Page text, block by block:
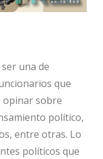
una de
que
opinar sobre
político,
entre otras. Lo
políticos que